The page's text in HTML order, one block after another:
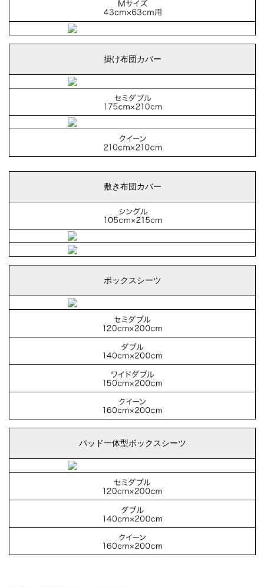
掛け布団カバー
敷き布団カバー
ボックスシーツ
パッド一体型ボックスシーツ